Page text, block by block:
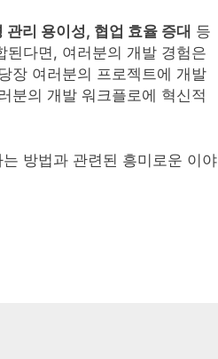
관리 용이성, 협업 효율 증대 등
다면, 여러분의 개발 경험은
장 여러분의 프로젝트에 개발
분의 개발 워크플로에 혁신적
방법과 관련된 흥미로운 이야